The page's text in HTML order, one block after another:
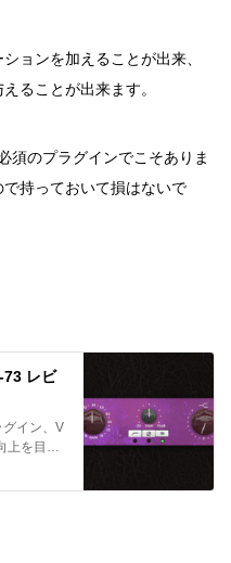
ョンを加えることが出来、
ることが出来ます。
須のプラグインでこそありま
持っておいて損はないで
レビ
イン、V
を目論
ビューし